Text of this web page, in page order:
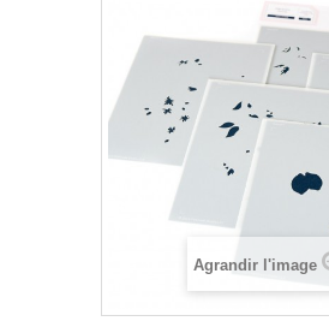
Agrandir l'image